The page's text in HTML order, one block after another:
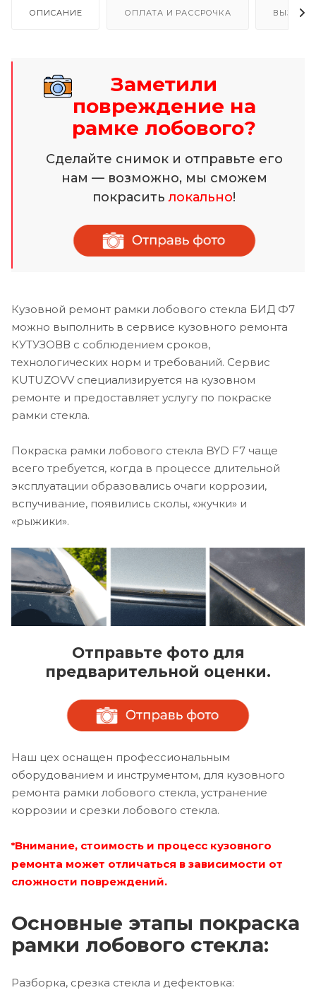
ОПИСАНИЕ ОПЛАТА И РАССРОЧКА ВЫЗОВ
Заметили
повреждение на
рамке лобового?
Сделайте снимок и отправьте его
нам — возможно, мы сможем
покраситьлокально!
Кузовной ремонт рамки лобового стекла БИД Ф7
можно выполнить в сервисе кузовного ремонта
КУТУЗОВВ с соблюдением сроков,
технологических норм и требований. Сервис
KUTUZOVV специализируется на кузовном
ремонте и предоставляет услугу по покраске
рамки стекла.
Покраска рамки лобового стекла BYD F7 чаще
всего требуется, когда в процессе длительной
эксплуатации образовались очаги коррозии,
вспучивание, появились сколы, «жучки» и
«рыжики».
Отправьте фото для
предварительной оценки.
Наш цех оснащен профессиональным
оборудованием и инструментом, для кузовного
ремонта рамки лобового стекла, устранение
коррозии и срезки лобового стекла.
*Внимание, стоимость и процесс кузовного
ремонта может отличаться в зависимости от
сложности повреждений.
Основные этапы покраска
рамки лобового стекла:
Разборка, срезка стекла и дефектовка: